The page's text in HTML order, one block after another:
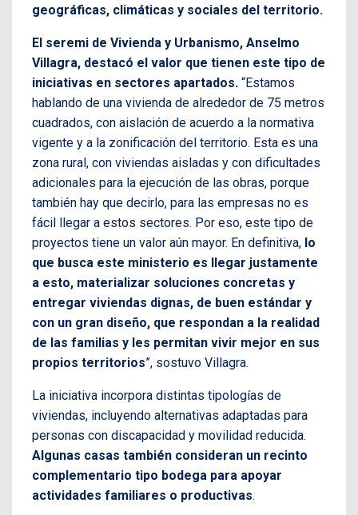
geográficas, climáticas y sociales del territorio.
El seremi de Vivienda y Urbanismo, Anselmo
Villagra, destacó el valor que tienen este tipo de
iniciativas en sectores apartados. “Estamos
hablando de una vivienda de alrededor de 75 metros
cuadrados, con aislación de acuerdo a la normativa
vigente y a la zonificación del territorio. Esta es una
zona rural, con viviendas aisladas y con dificultades
adicionales para la ejecución de las obras, porque
también hay que decirlo, para las empresas no es
fácil llegar a estos sectores. Por eso, este tipo de
proyectos tiene un valor aún mayor. En definitiva, lo
que busca este ministerio es llegar justamente
a esto, materializar soluciones concretas y
entregar viviendas dignas, de buen estándar y
con un gran diseño, que respondan a la realidad
de las familias y les permitan vivir mejor en sus
propios territorios”, sostuvo Villagra.
La iniciativa incorpora distintas tipologías de
viviendas, incluyendo alternativas adaptadas para
personas con discapacidad y movilidad reducida.
Algunas casas también consideran un recinto
complementario tipo bodega para apoyar
actividades familiares o productivas.